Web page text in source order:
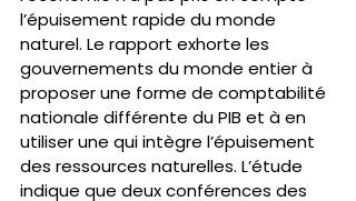
l’épuisement rapide du monde
naturel. Le rapport exhorte les
gouvernements du monde entier à
proposer une forme de comptabilité
nationale différente du PIB et à en
utiliser une qui intègre l’épuisement
des ressources naturelles. L’étude
indique que deux conférences des